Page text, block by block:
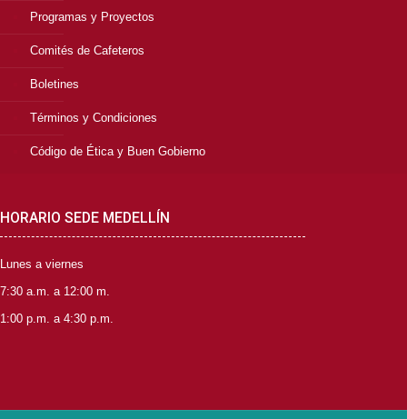
Programas y Proyectos
Comités de Cafeteros
Boletines
Términos y Condiciones
Código de Ética y Buen Gobierno
HORARIO SEDE MEDELLÍN
Lunes a viernes
7:30 a.m. a 12:00 m.
1:00 p.m. a 4:30 p.m.